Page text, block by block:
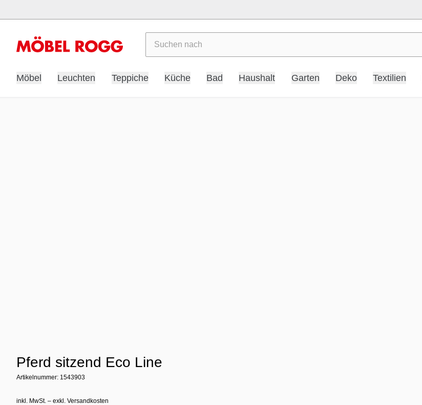
Möbel Leuchten Teppiche Küche Bad Haushalt Garten Deko Textilien
Pferd sitzend Eco Line
Artikelnummer: 1543903
inkl. MwSt. – exkl. Versandkosten